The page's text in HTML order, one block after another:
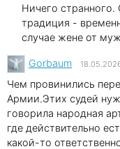
Ничего странного.
традиция -
случае жене от
Gorbaum
Чем провинились
Армии.Этих судей
говорила народная
где действительно
какой-то